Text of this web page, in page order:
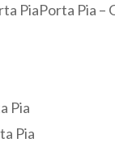
Porta Pia –
Pia
Pia